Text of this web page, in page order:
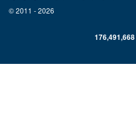
© 2011 - 2026
176,491,668